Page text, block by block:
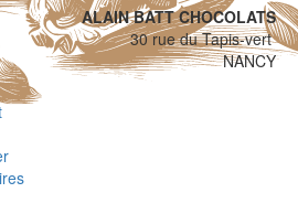
ALAIN BATT CHOCOLATS
30 rue du Tapis-vert
NANCY